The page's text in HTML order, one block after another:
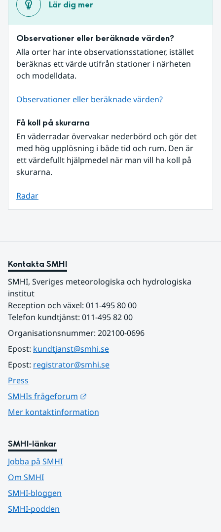
Lär dig mer
Observationer eller beräknade värden?
Alla orter har inte observationsstationer, istället
beräknas ett värde utifrån stationer i närheten
och modelldata.
Observationer eller beräknade värden?
Få koll på skurarna
En väderradar övervakar nederbörd och gör det
med hög upplösning i både tid och rum. Den är
ett värdefullt hjälpmedel när man vill ha koll på
skurarna.
Radar
Kontakta SMHI
SMHI, Sveriges meteorologiska och hydrologiska
institut
Reception och växel: 011-495 80 00
Telefon kundtjänst: 011-495 82 00
Organisationsnummer: 202100-0696
Epost: kundtjanst@smhi.se
Epost: registrator@smhi.se
Press
SMHIs frågeforum
Mer kontaktinformation
SMHI-länkar
Jobba på SMHI
Om SMHI
SMHI-bloggen
SMHI-podden